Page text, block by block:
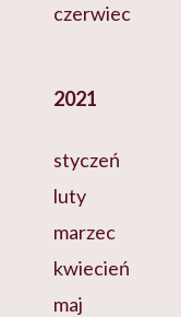
czerwiec
2021
styczeń
luty
marzec
kwiecień
maj